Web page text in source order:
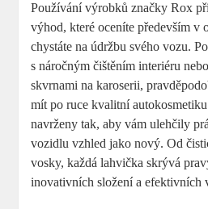
Používání výrobků značky‌ Rox
výhod, které oceníte ⁤především v
chystáte​ na údržbu svého vozu.
s ⁣náročným čištěním interiéru
skvrnami na ‌karoserii,
mít⁣ po ‍ruce⁣ kvalitní
navrženy tak,⁣ aby vám ulehčily
vozidlu vzhled⁣ jako⁤ nový. ‌Od​
vosky,‌ každá lahvička skrývá
inovativních složení a​ efektivních